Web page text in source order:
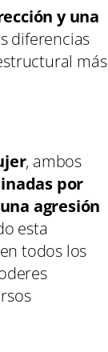
y una
diferencias
más
, ambos
por
agresión
esta
todos los